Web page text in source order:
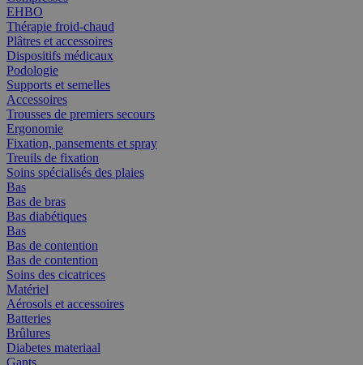
EHBO
Thérapie froid-chaud
Plâtres et accessoires
Dispositifs médicaux
Podologie
Supports et semelles
Accessoires
Trousses de premiers secours
Ergonomie
Fixation, pansements et spray
Treuils de fixation
Soins spécialisés des plaies
Bas
Bas de bras
Bas diabétiques
Bas
Bas de contention
Bas de contention
Soins des cicatrices
Matériel
Aérosols et accessoires
Batteries
Brûlures
Diabetes materiaal